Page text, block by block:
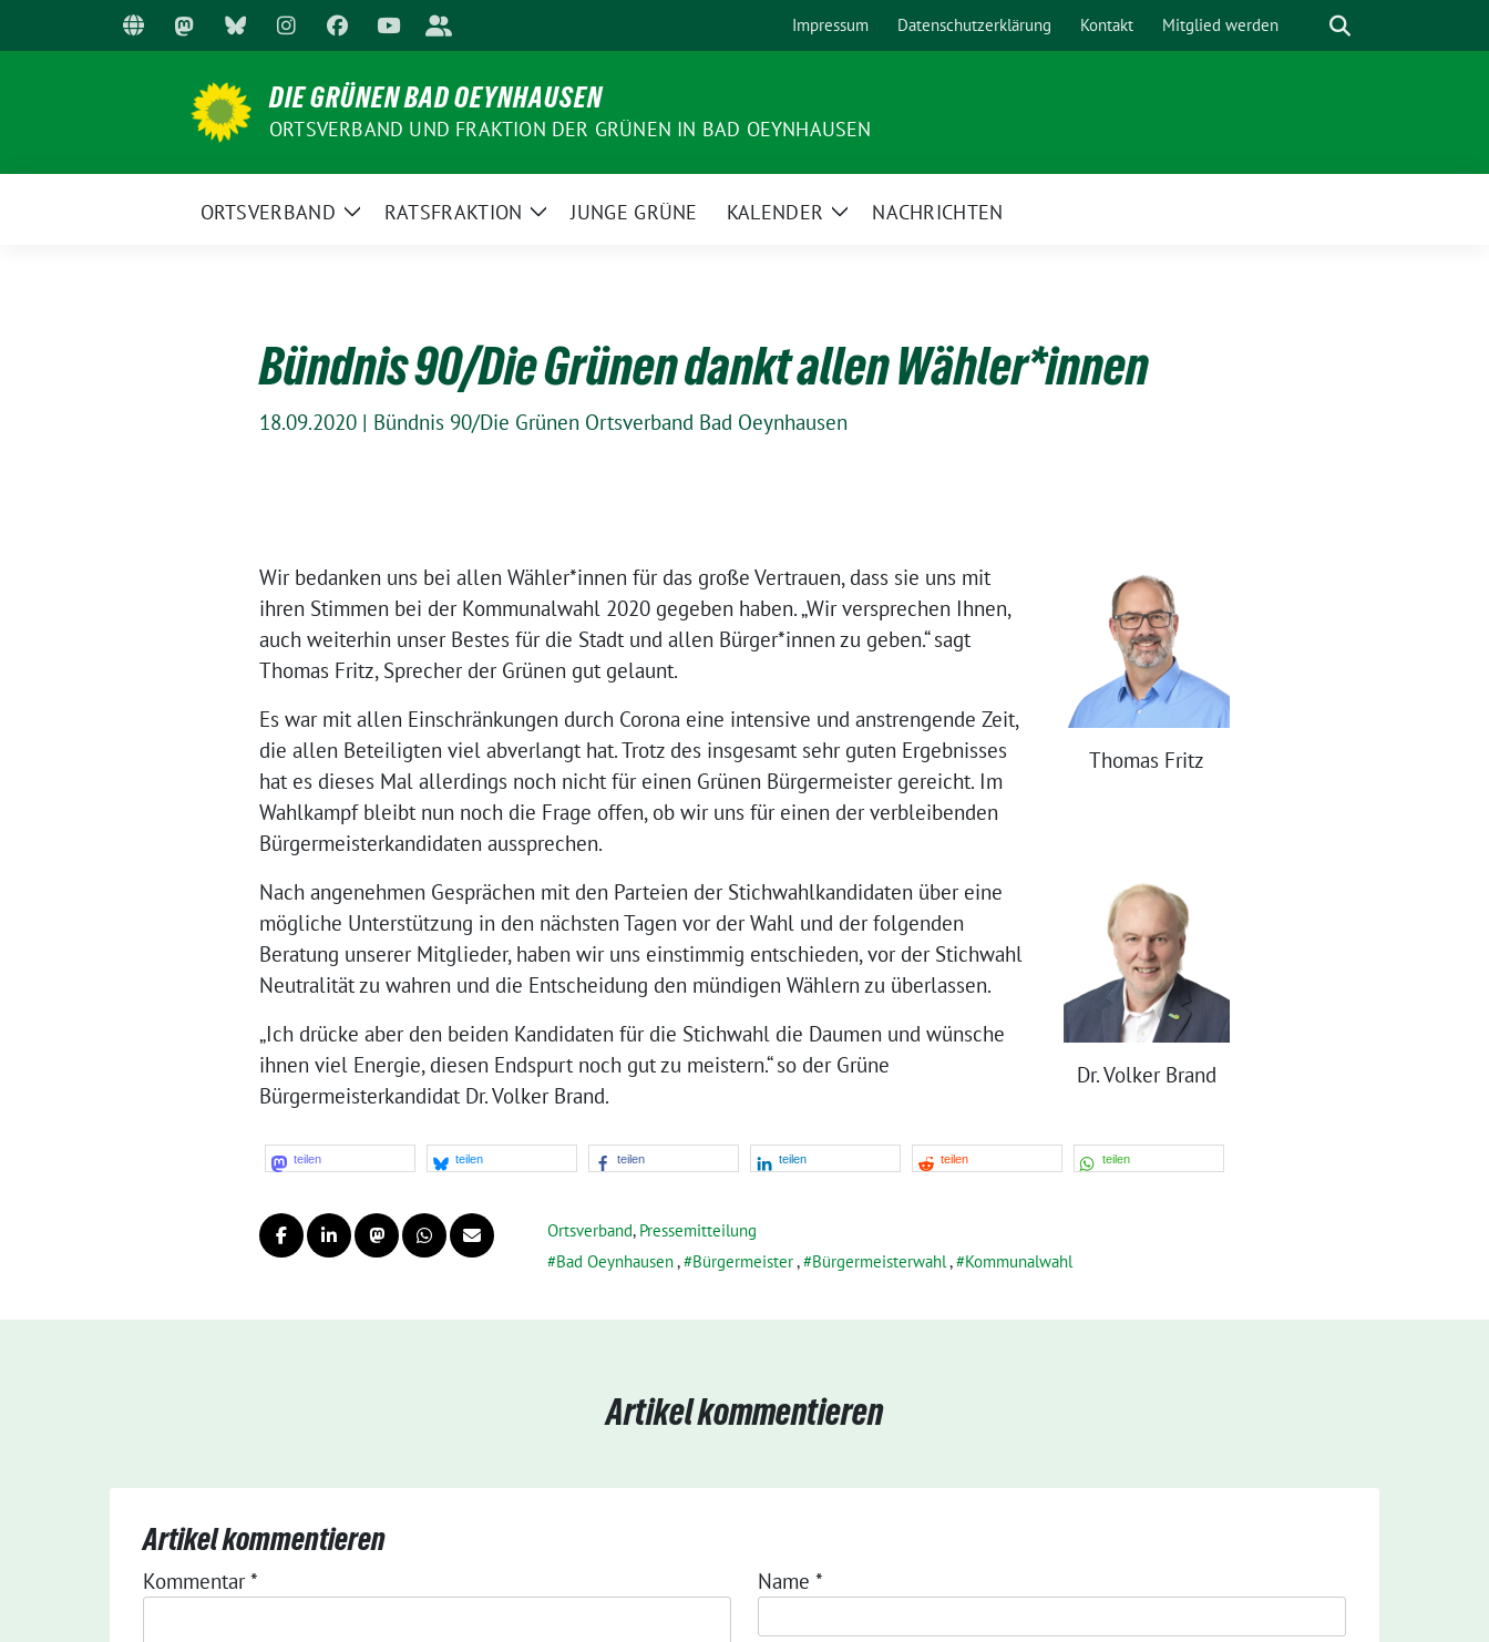
zum
Impressum Datenschutzerklärung Kontakt Mitglied werden Suche
DIE GRÜNEN BAD OEYNHAUSEN
ORTSVERBAND UND FRAKTION DER GRÜNEN IN BAD OEYNHAUSEN
ORTSVERBAND
ZeigeRATSFRAKTION
ZeigeJUNGE GRÜNE KALENDER
ZeigeNACHRICHTEN
Bündnis 90/Die Grünen dankt allen Wähler*innen
18.09.2020 | Bündnis 90/Die Grünen Ortsverband Bad Oeynhausen
Thomas Fritz
Wir bedanken uns bei allen Wähler*innen für das große Vertrauen, dass sie uns mit
ihren Stimmen bei der Kommunalwahl 2020 gegeben haben. „Wir versprechen Ihnen,
auch weiterhin unser Bestes für die Stadt und allen Bürger*innen zu geben.“ sagt
Thomas Fritz, Sprecher der Grünen gut gelaunt.
Es war mit allen Einschränkungen durch Corona eine intensive und anstrengende Zeit,
die allen Beteiligten viel abverlangt hat. Trotz des insgesamt sehr guten Ergebnisses
hat es dieses Mal allerdings noch nicht für einen Grünen Bürgermeister gereicht. Im
Wahlkampf bleibt nun noch die Frage offen, ob wir uns für einen der verbleibenden
Bürgermeisterkandidaten aussprechen.
Dr. Volker Brand
Nach angenehmen Gesprächen mit den Parteien der Stichwahlkandidaten über eine
mögliche Unterstützung in den nächsten Tagen vor der Wahl und der folgenden
Beratung unserer Mitglieder, haben wir uns einstimmig entschieden, vor der Stichwahl
Neutralität zu wahren und die Entscheidung den mündigen Wählern zu überlassen.
„Ich drücke aber den beiden Kandidaten für die Stichwahl die Daumen und wünsche
ihnen viel Energie, diesen Endspurt noch gut zu meistern.“ so der Grüne
Bürgermeisterkandidat Dr. Volker Brand.
teilen teilen teilen teilen teilen teilen
Ortsverband, Pressemitteilung
Bad Oeynhausen, Bürgermeister, Bürgermeisterwahl, Kommunalwahl
Artikel kommentieren
Artikel kommentieren
Kommentar* Name *